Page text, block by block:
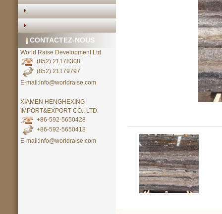
CONTACTEZ-NOUS
World Raise Development Ltd
(852) 21178308
(852) 21179797
E-mail:info@worldraise.com
XIAMEN HENGHEXING
IMPORT&EXPORT CO., LTD.
+86-592-5650428
+86-592-5650418
E-mail:info@worldraise.com